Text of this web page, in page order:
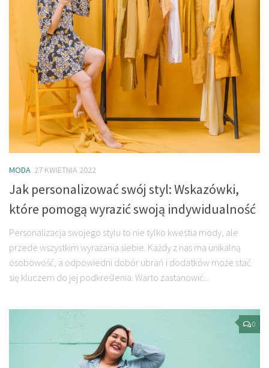
MODA 27 KWIETNIA 2022
Jak personalizować swój styl: Wskazówki,
które pomogą wyrazić swoją indywidualność
Personalizacja swojego stylu to nie tylko kwestia mody, ale
przede wszystkim wyrażania siebie. Każdy z nas ma unikalną
osobowość, a odpowiedni dobór ubrań i dodatków może stać
się kluczem do jej podkreślenia. Warto zastanowić...
0